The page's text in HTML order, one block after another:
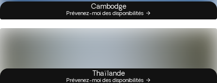
Cambodge
Prévenez-moi des disponibilités
Thaïlande
Prévenez-moi des disponibilités